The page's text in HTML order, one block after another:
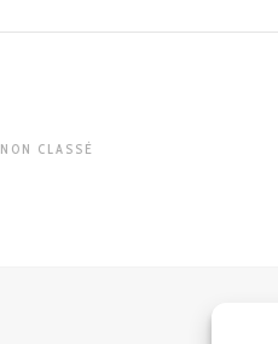
NON CLASSÉ